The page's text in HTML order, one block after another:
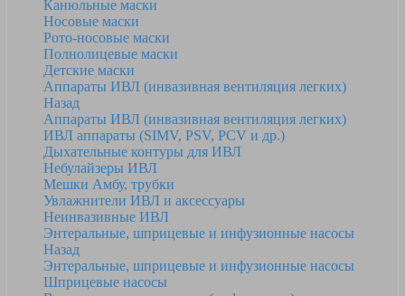
Канюльные маски
Носовые маски
Рото-носовые маски
Полнолицевые маски
Детские маски
Аппараты ИВЛ (инвазивная вентиляция легких)
Назад
Аппараты ИВЛ (инвазивная вентиляция легких)
ИВЛ аппараты (SIMV, PSV, PCV и др.)
Дыхательные контуры для ИВЛ
Небулайзеры ИВЛ
Мешки Амбу, трубки
Увлажнители ИВЛ и аксессуары
Неинвазивные ИВЛ
Энтеральные, шприцевые и инфузионные насосы
Назад
Энтеральные, шприцевые и инфузионные насосы
Шприцевые насосы